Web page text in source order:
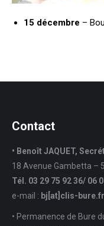
15 décembre –
Contact
• Benoît JAQUET,
18 Avenue Gambetta –
Tél. 03 29 75 92 36/ 06
e-mail : bj[at]clis-bure.fr
• Permanence de Bure